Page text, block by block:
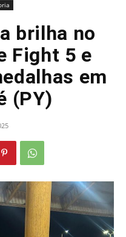
brilha no
Fight 5 e
em
(PY)